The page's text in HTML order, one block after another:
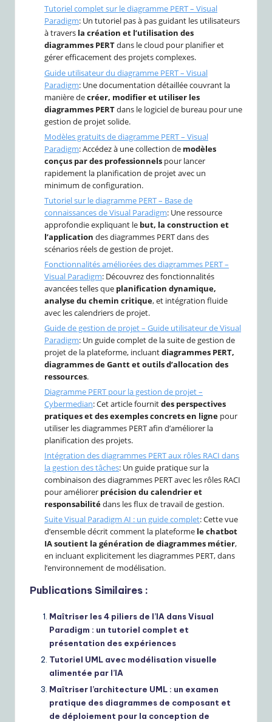
Tutoriel complet sur le diagramme PERT – Visual
Paradigm: Un tutoriel pas à pas guidant les utilisateurs
à travers la création et l’utilisation des
diagrammes PERTdans le cloud pour planifier et
gérer efficacement des projets complexes.
Guide utilisateur du diagramme PERT – Visual
Paradigm: Une documentation détaillée couvrant la
manière decréer, modifier et utiliser les
diagrammes PERTdans le logiciel de bureau pour une
gestion de projet solide.
Modèles gratuits de diagramme PERT – Visual
Paradigm: Accédez à une collection de modèles
conçus par des professionnels pour lancer
rapidement la planification de projet avec un
minimum de configuration.
Tutoriel sur le diagramme PERT – Base de
connaissances de Visual Paradigm: Une ressource
approfondie expliquant le but, la construction et
l’application des diagrammes PERT dans des
scénarios réels de gestion de projet.
Fonctionnalités améliorées des diagrammes PERT –
Visual Paradigm: Découvrez des fonctionnalités
avancées telles que planification dynamique,
analyse du chemin critique, et intégration fluide
avec les calendriers de projet.
Guide de gestion de projet – Guide utilisateur de Visual
Paradigm: Un guide complet de la suite de gestion de
projet de la plateforme, incluantdiagrammes PERT,
diagrammes de Gantt et outils d’allocation des
ressources.
Diagramme PERT pour la gestion de projet –
Cybermedian: Cet article fournitdes perspectives
pratiques et des exemples concrets en ligne pour
utiliser les diagrammes PERT afin d’améliorer la
planification des projets.
Intégration des diagrammes PERT aux rôles RACI dans
la gestion des tâches: Un guide pratique sur la
combinaison des diagrammes PERT avec les rôles RACI
pour améliorer précision du calendrier et
responsabilitédans les flux de travail de gestion.
Suite Visual Paradigm AI : un guide complet: Cette vue
d’ensemble décrit comment la plateforme le chatbot
IA soutient la génération de diagrammes métier,
en incluant explicitement les diagrammes PERT, dans
l’environnement de modélisation.
Publications Similaires :
Maîtriser les 4 piliers de l’IA dans Visual
Paradigm : un tutoriel complet et
présentation des expériences
Tutoriel UML avec modélisation visuelle
alimentée par l’IA
Maîtriser l’architecture UML : un examen
pratique des diagrammes de composant et
de déploiement pour la conception de